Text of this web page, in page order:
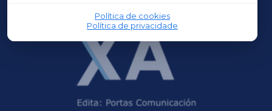
Política de cookies
Política de privacidade